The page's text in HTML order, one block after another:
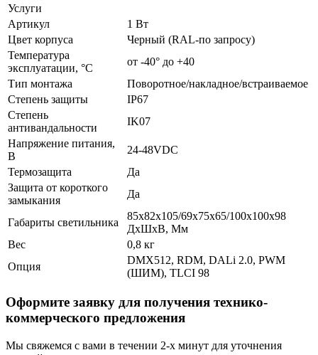
Услуги
Артикул
1 Вт
Цвет корпуса
Черный (RAL-по запросу)
Температура
эксплуатации, °С
от -40° до +40
Тип монтажа
Поворотное/накладное/встраиваемое
Степень защиты
IP67
Степень
антивандальности
IK07
Напряжение питания,
В
24-48VDC
Термозащита
Да
Защита от короткого
замыкания
Да
Габариты светильника
85х82х105/69х75х65/100х100х98
ДхШхВ, Мм
Вес
0,8 кг
Опция
DMX512, RDM, DALi 2.0, PWM
(ШИМ), TLCI 98
Оформите заявку для получения технико-
коммерческого предложения
Мы свяжемся с вами в течении 2-х минут для уточнения